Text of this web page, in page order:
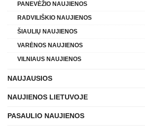
PANEVĖŽIO NAUJIENOS
RADVILIŠKIO NAUJIENOS
ŠIAULIŲ NAUJIENOS
VARĖNOS NAUJIENOS
VILNIAUS NAUJIENOS
NAUJAUSIOS
NAUJIENOS LIETUVOJE
PASAULIO NAUJIENOS